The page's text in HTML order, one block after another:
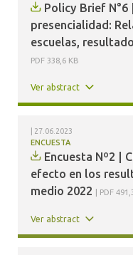
Policy Brief N°6
presencialidad:
escuelas,
PDF 338,6 KB
Ver abstract
ENCUESTA
27.06.2023
Encuesta Nº2 |
efecto en los
medio 2022
PDF
Ver abstract